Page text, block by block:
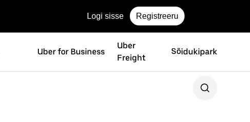
Logi sisse Registreeru
Uber for Business
Uber
Freight
Sõidukipark